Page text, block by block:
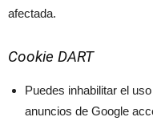
afectada.
Cookie DART
Puedes inhabilitar el
anuncios de Google